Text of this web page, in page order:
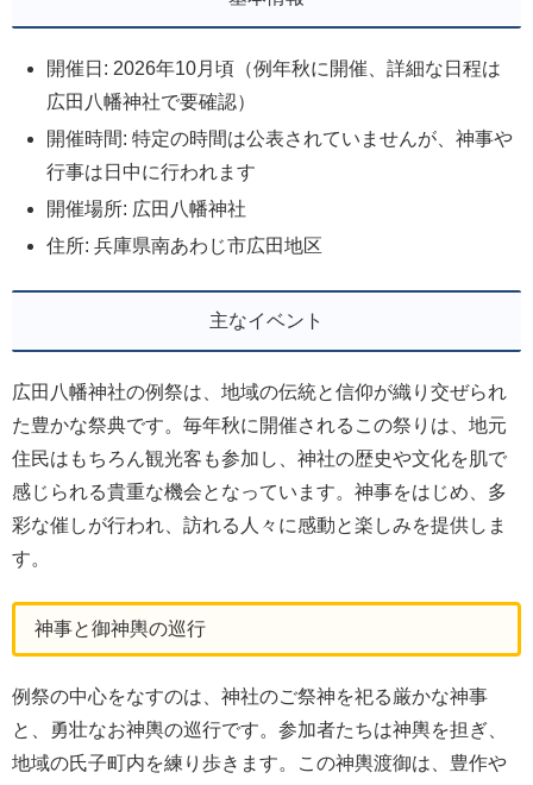
開催日: 2026年10月頃（例年秋に開催、詳細な日程は
広田八幡神社で要確認）
開催時間: 特定の時間は公表されていませんが、神事や
行事は日中に行われます
開催場所: 広田八幡神社
住所: 兵庫県南あわじ市広田地区
主なイベント
広田八幡神社の例祭は、地域の伝統と信仰が織り交ぜられ
た豊かな祭典です。毎年秋に開催されるこの祭りは、地元
住民はもちろん観光客も参加し、神社の歴史や文化を肌で
感じられる貴重な機会となっています。神事をはじめ、多
彩な催しが行われ、訪れる人々に感動と楽しみを提供しま
す。
神事と御神輿の巡行
例祭の中心をなすのは、神社のご祭神を祀る厳かな神事
と、勇壮なお神輿の巡行です。参加者たちは神輿を担ぎ、
地域の氏子町内を練り歩きます。この神輿渡御は、豊作や